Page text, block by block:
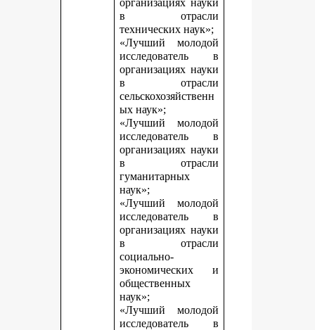
организациях науки
в отрасли
технических наук»;
«Лучший молодой
исследователь в
организациях науки
в отрасли
сельскохозяйственн
ых наук»;
«Лучший молодой
исследователь в
организациях науки
в отрасли
гуманитарных
наук»;
«Лучший молодой
исследователь в
организациях науки
в отрасли
социально-
экономических и
общественных
наук»;
«Лучший молодой
исследователь в